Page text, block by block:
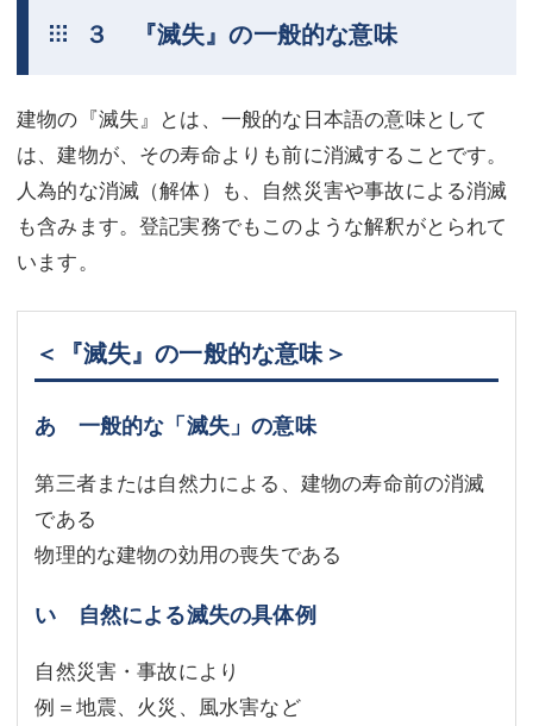
３ 『滅失』の一般的な意味
建物の『滅失』とは、一般的な日本語の意味として
は、建物が、その寿命よりも前に消滅することです。
人為的な消滅（解体）も、自然災害や事故による消滅
も含みます。登記実務でもこのような解釈がとられて
います。
＜『滅失』の一般的な意味＞
あ 一般的な「滅失」の意味
第三者または自然力による、建物の寿命前の消滅
である
物理的な建物の効用の喪失である
い 自然による滅失の具体例
自然災害・事故により
例＝地震、火災、風水害など